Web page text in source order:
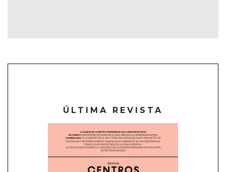
ÚLTIMA REVISTA